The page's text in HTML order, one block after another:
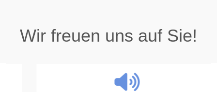
Wir freuen uns auf Sie!